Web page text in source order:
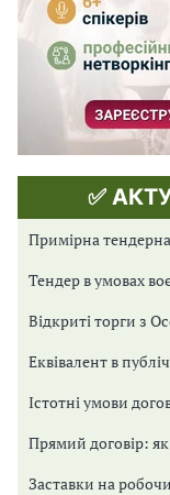
✅
Примірна
Тендер в умовах
Відкриті торги з
Еквівалент в
Істотні умови
Прямий договір:
Заставки на